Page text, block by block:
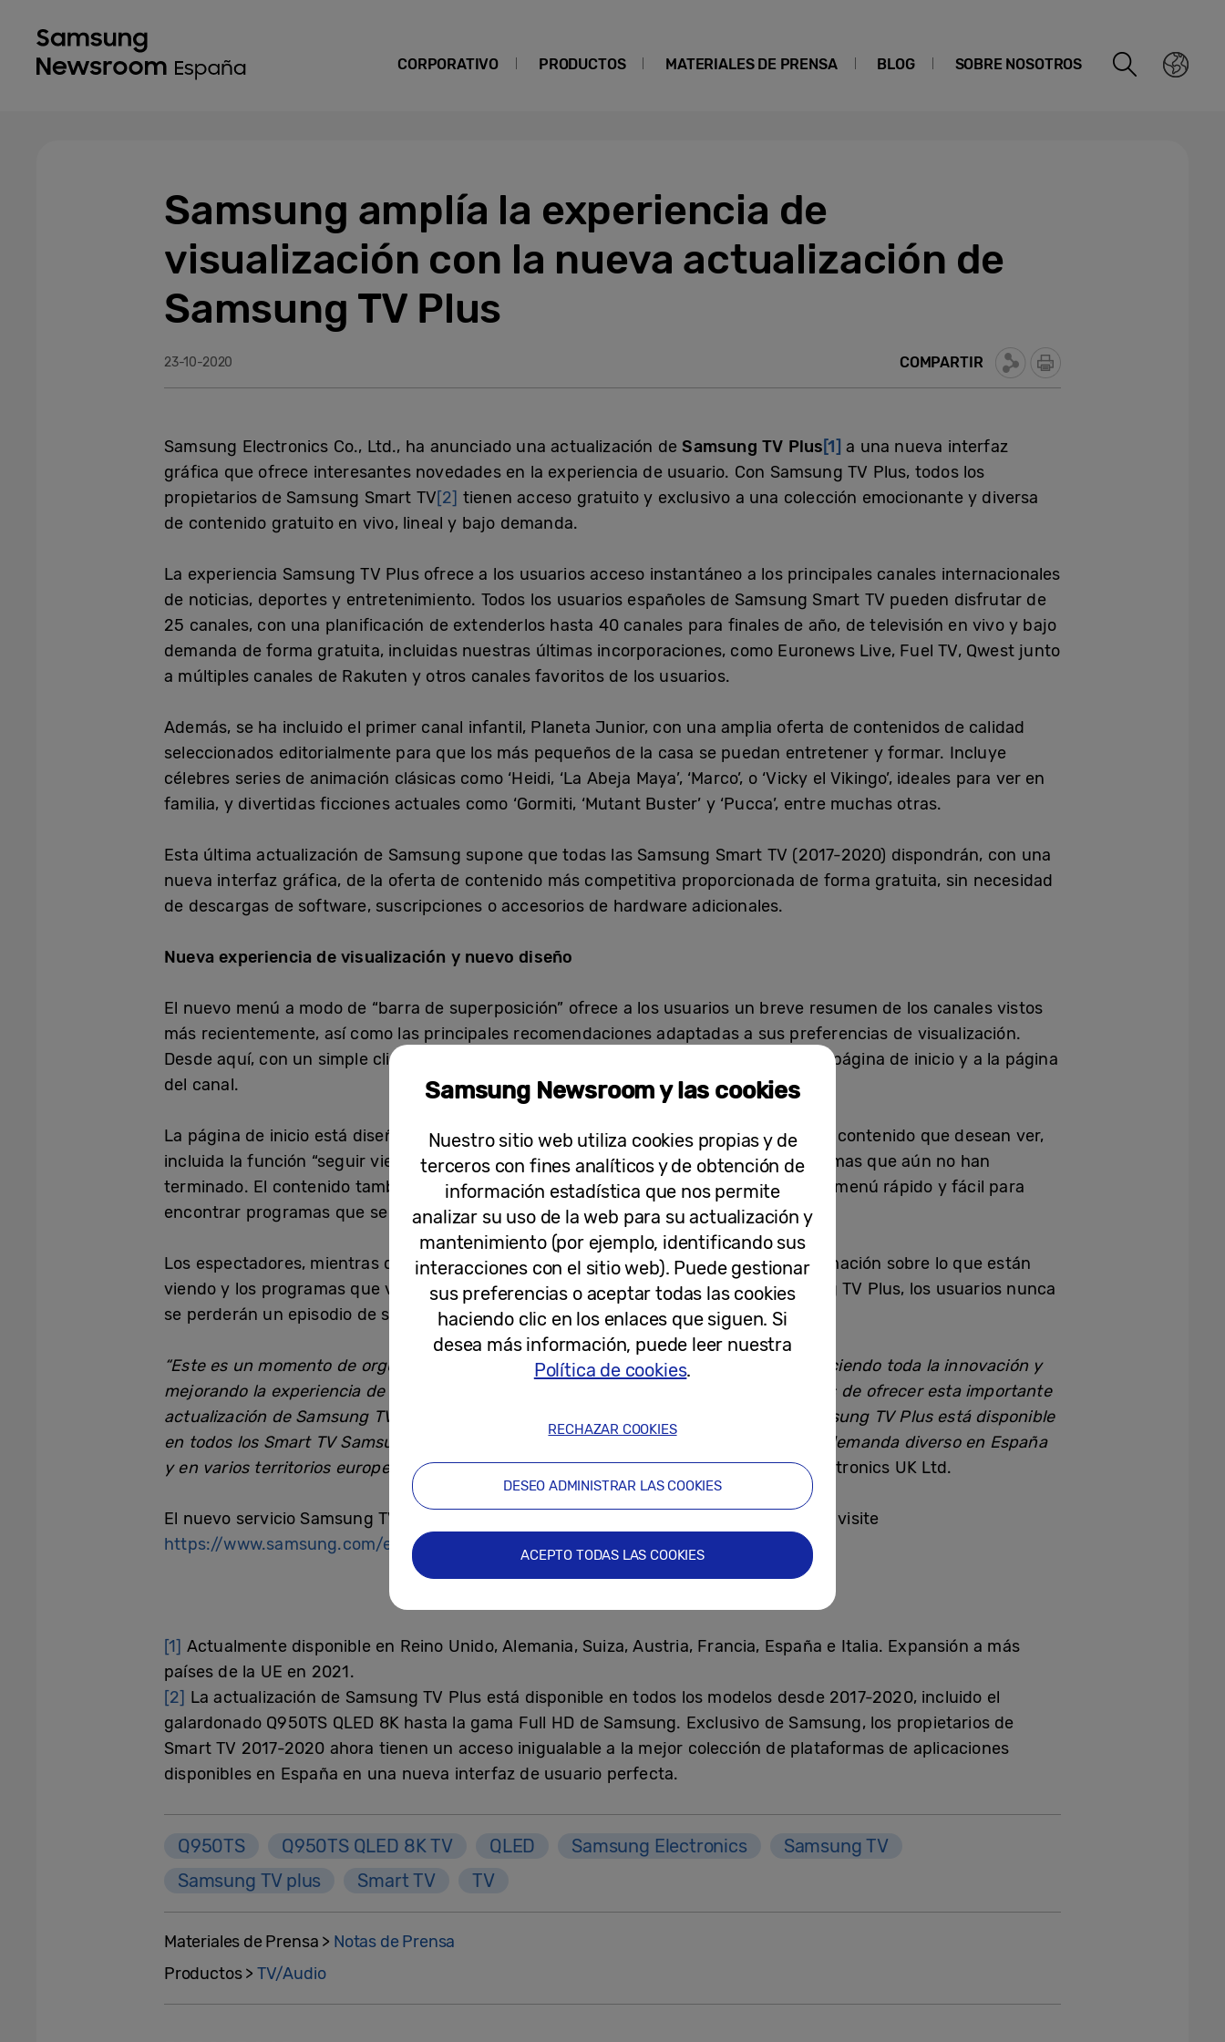
CORPORATIVO PRODUCTOS MATERIALES DE PRENSA BLOG SOBRE NOSOTROS
Samsung amplía la experiencia de
visualización con la nueva actualización de
Samsung TV Plus
23-10-2020 COMPARTIR
Samsung Electronics Co., Ltd., ha anunciado una actualización deSamsung TV Plus[1] a una nueva interfaz
gráfica que ofrece interesantes novedades en la experiencia de usuario. Con Samsung TV Plus, todos los
propietarios de Samsung Smart TV[2] tienen acceso gratuito y exclusivo a una colección emocionante y diversa
de contenido gratuito en vivo, lineal y bajo demanda.
La experiencia Samsung TV Plus ofrece a los usuarios acceso instantáneo a los principales canales internacionales
de noticias, deportes y entretenimiento. Todos los usuarios españoles de Samsung Smart TV pueden disfrutar de
25 canales, con una planificación de extenderlos hasta 40 canales para finales de año, de televisión en vivo y bajo
demanda de forma gratuita, incluidas nuestras últimas incorporaciones, como Euronews Live, Fuel TV, Qwest junto
a múltiples canales de Rakuten y otros canales favoritos de los usuarios.
Además, se ha incluido el primer canal infantil, Planeta Junior, con una amplia oferta de contenidos de calidad
seleccionados editorialmente para que los más pequeños de la casa se puedan entretener y formar. Incluye
célebres series de animación clásicas como ‘Heidi, ‘La Abeja Maya’, ‘Marco’, o ‘Vicky el Vikingo’, ideales para ver en
familia, y divertidas ficciones actuales como ‘Gormiti, ‘Mutant Buster’ y ‘Pucca’, entre muchas otras.
Esta última actualización de Samsung supone que todas las Samsung Smart TV (2017-2020) dispondrán, con una
nueva interfaz gráfica, de la oferta de contenido más competitiva proporcionada de forma gratuita, sin necesidad
de descargas de software, suscripciones o accesorios de hardware adicionales.
Nueva experiencia de visualización y nuevo diseño
El nuevo menú a modo de “barra de superposición” ofrece a los usuarios un breve resumen de los canales vistos
más recientemente, así como las principales recomendaciones adaptadas a sus preferencias de visualización.
Desde aquí, con un simple clic, los usuarios pueden obtener acceso rápido y fácil a la página de inicio y a la página
del canal.
La página de inicio está diseñada para ofrecer a los espectadores un acceso rápido al contenido que desean ver,
incluida la función “seguir viendo”, que permite a los espectadores volver a los programas que aún no han
terminado. El contenido también se clasifica por colecciones y géneros, con acceso a menú rápido y fácil para
encontrar programas que se adapten a cada estado de ánimo.
Los espectadores, mientras disfrutan de un programa, pueden seleccionar más información sobre lo que están
viendo y los programas que vienen a continuación, lo que garantiza que con Samsung TV Plus, los usuarios nunca
se perderán un episodio de sus programas favoritos.
“Este es un momento de orgullo para nosotros en Samsung ya que continuamos ofreciendo toda la innovación y
mejorando la experiencia de nuestros clientes. De este modo, estamos muy contentos de ofrecer esta importante
actualización de Samsung TV Plus, nuestro servicio de entretenimiento gratuito. Samsung TV Plus está disponible
en todos los Smart TV Samsung de 2017 a 2020 y ofreciendo contenido lineal y bajo demanda diverso en España
y en varios territorios europeos”.Gus Grimaldi, Head of Product Europe, Samsung Electronics UK Ltd.
El nuevo servicio Samsung TV Plus ya está disponible. Para obtener más información, visite
https://www.samsung.com/es/smart-tv/apps-on-smart-tv/tvplus/
[1] Actualmente disponible en Reino Unido, Alemania, Suiza, Austria, Francia, España e Italia. Expansión a más
países de la UE en 2021.
[2] La actualización de Samsung TV Plus está disponible en todos los modelos desde 2017-2020, incluido el
galardonado Q950TS QLED 8K hasta la gama Full HD de Samsung. Exclusivo de Samsung, los propietarios de
Smart TV 2017-2020 ahora tienen un acceso inigualable a la mejor colección de plataformas de aplicaciones
disponibles en España en una nueva interfaz de usuario perfecta.
Q950TS Q950TS QLED 8K TV QLED Samsung Electronics
Samsung TV
Samsung TV plus
Smart TV TV
Materiales de Prensa > Notas de Prensa
Productos > TV/Audio
Samsung Newsroom y las cookies
Nuestro sitio web utiliza cookies propias y de
terceros con fines analíticos y de obtención de
información estadística que nos permite
analizar su uso de la web para su actualización y
mantenimiento (por ejemplo, identificando sus
interacciones con el sitio web). Puede gestionar
sus preferencias o aceptar todas las cookies
haciendo clic en los enlaces que siguen. Si
desea más información, puede leer nuestra
Política de cookies.
RECHAZAR COOKIES
DESEO ADMINISTRAR LAS COOKIES
ACEPTO TODAS LAS COOKIES